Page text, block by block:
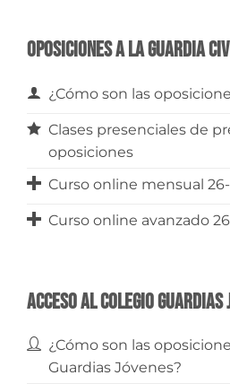
Oposiciones a la Guardia
¿Cómo son las
Clases presenciales de
oposiciones
Curso online mensual
Curso online avanzado
Acceso al Colegio Guardias
¿Cómo son las
Guardias Jóvenes?